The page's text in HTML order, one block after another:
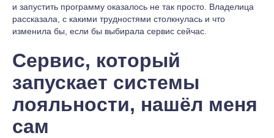
и запустить программу оказалось не так просто. Владелица
рассказала, с какими трудностями столкнулась и что
изменила бы, если бы выбирала сервис сейчас.
Сервис, который
запускает системы
лояльности, нашёл меня
сам